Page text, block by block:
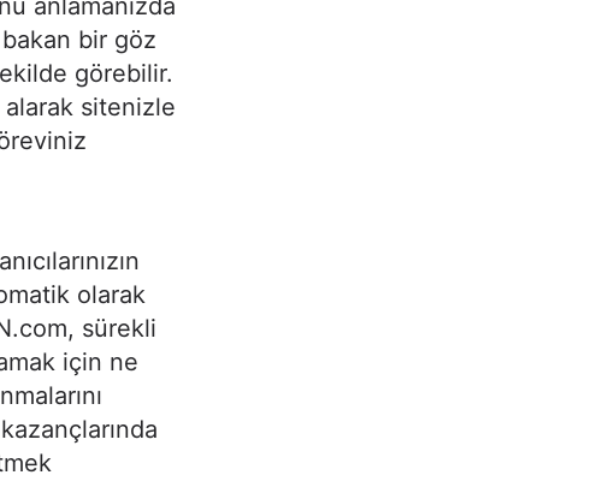
anlamanızda
bakan bir göz
görebilir.
sitenizle
olarak
sürekli
için ne